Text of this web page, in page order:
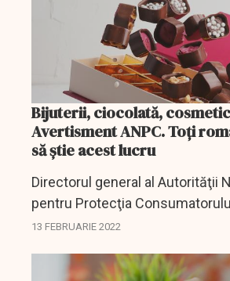
Bijuterii, ciocolată,
Avertisment ANPC. Toți
să știe acest lucru
Directorul general al Autorităţii
pentru Protecţia
Anghel, a lansat un avertisment
13 FEBRUARIE 2022